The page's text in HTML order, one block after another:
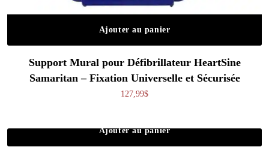
Ajouter au panier
Support Mural pour Défibrillateur HeartSine
Samaritan – Fixation Universelle et Sécurisée
127,99$
Ajouter au panier